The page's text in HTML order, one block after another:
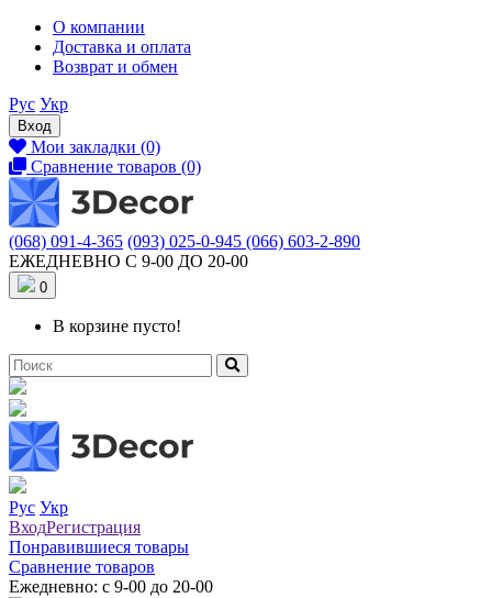
О компании
Доставка и оплата
Возврат и обмен
Рус Укр
Вход
Мои закладки (0)
Сравнение товаров (0)
(068) 091-4-365 (093) 025-0-945 (066) 603-2-890
ЕЖЕДНЕВНО С 9-00 ДО 20-00
0
В корзине пусто!
Рус Укр
ВходРегистрация
Понравившиеся товары
Сравнение товаров
Ежедневно: с 9-00 до 20-00